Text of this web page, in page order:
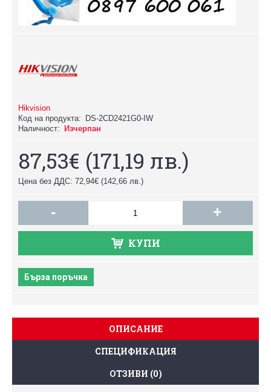
Hikvision
Код на продукта:
DS-2CD2421G0-IW
Наличност:
Изчерпан
87,53€ (171,19 лв.)
Цена без ДДС: 72,94€ (142,66 лв.)
- +
КУПИ
Бърза поръчка
ОПИСАНИЕ
СПЕЦИФИКАЦИЯ
ОТЗИВИ (0)